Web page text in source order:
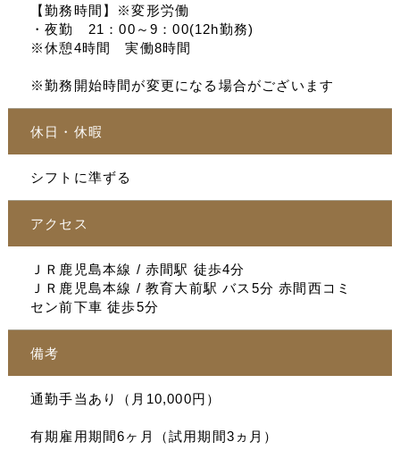
【勤務時間】※変形労働
・夜勤 21：00～9：00(12h勤務)
※休憩4時間 実働8時間
※勤務開始時間が変更になる場合がございます
休日・休暇
シフトに準ずる
アクセス
ＪＲ鹿児島本線 / 赤間駅 徒歩4分
ＪＲ鹿児島本線 / 教育大前駅 バス5分 赤間西コミ
セン前下車 徒歩5分
備考
通勤手当あり（月10,000円）
有期雇用期間6ヶ月（試用期間3ヵ月）